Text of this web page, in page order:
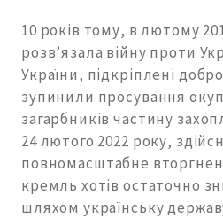
10 років тому, в лютому
розв’язала війну проти
України, підкріплені
зупинили просування
загарбників частину
24 лютого 2022 року,
повномасштабне
кремль хотів остаточно
шляхом українську